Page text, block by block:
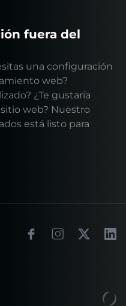
fuera del
una configuración
web?
¿Te gustaría
web? Nuestro
está listo para
FacebookInstagram
X